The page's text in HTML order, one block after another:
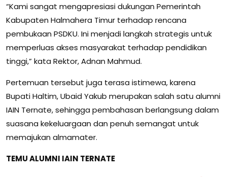
“Kami sangat mengapresiasi dukungan Pemerintah
Kabupaten Halmahera Timur terhadap rencana
pembukaan PSDKU. Ini menjadi langkah strategis untuk
memperluas akses masyarakat terhadap pendidikan
tinggi,” kata Rektor, Adnan Mahmud.
Pertemuan tersebut juga terasa istimewa, karena
Bupati Haltim, Ubaid Yakub merupakan salah satu alumni
IAIN Ternate, sehingga pembahasan berlangsung dalam
suasana kekeluargaan dan penuh semangat untuk
memajukan almamater.
TEMU ALUMNI IAIN TERNATE